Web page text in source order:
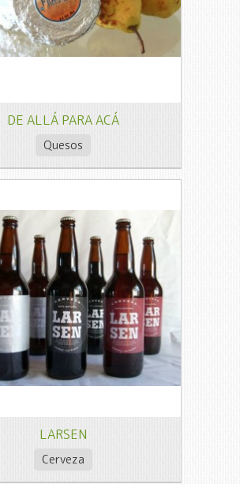
DE ALLÁ PARA ACÁ
Quesos
LARSEN
Cerveza